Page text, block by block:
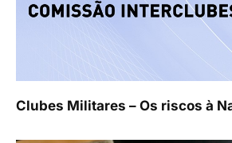
Clubes Militares – Os riscos à